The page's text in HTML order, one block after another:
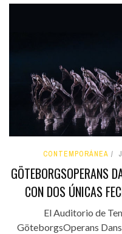
CONTEMPORÁNEA
GÖTEBORGSOPERANS
CON DOS ÚNICAS
El Auditorio de
GöteborgsOperans